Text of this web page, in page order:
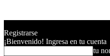
Registrarse
¡Bienvenido! Ingresa en tu cuenta
tu